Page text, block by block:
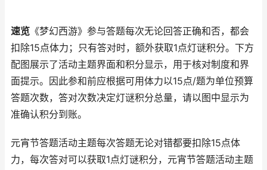
速览 《梦幻西游》参与答题每次无论回答正确和否，都会
扣除15点体力；只有答对时，额外获取1点灯谜积分。下方
配图展示了活动主题界面和积分显示，用于核对制度和界
面提示。因此参和前应根据可用体力以15点/题为单位预算
答题次数，答对次数决定灯谜积分总量，请以图中显示为
准确认积分到账。
元宵节答题活动主题每次答题无论对错都要扣除15点体
力，每次答对可以获取1点灯谜积分，元宵节答题活动主题